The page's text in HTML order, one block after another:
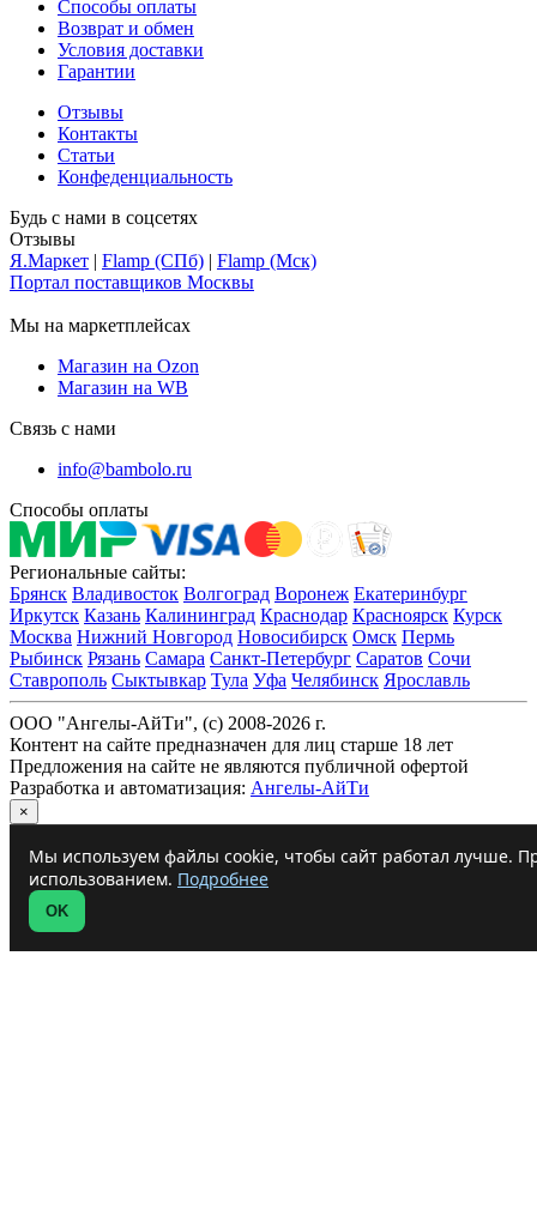
Способы оплаты
Возврат и обмен
Условия доставки
Гарантии
Отзывы
Контакты
Статьи
Конфеденциальность
Будь с нами в соцсетях
Отзывы
Я.Маркет | Flamp (СПб) | Flamp (Мск)
Портал поставщиков Москвы
Мы на маркетплейсах
Магазин на Ozon
Магазин на WB
Связь с нами
info@bambolo.ru
Способы оплаты
Региональные сайты:
Брянск Владивосток Волгоград Воронеж Екатеринбург
Иркутск Казань Калининград Краснодар Красноярск Курск
Москва Нижний Новгород Новосибирск Омск Пермь
Рыбинск Рязань Самара Санкт-Петербург Саратов Сочи
Ставрополь Сыктывкар Тула Уфа Челябинск Ярославль
ООО "Ангелы-АйТи", (c) 2008-2026 г.
Контент на сайте предназначен для лиц старше 18 лет
Предложения на сайте не являются публичной офертой
Разработка и автоматизация: Ангелы-АйТи
×
Мы используем файлы cookie, чтобы сайт работал лучше.
использованием. Подробнее
OK